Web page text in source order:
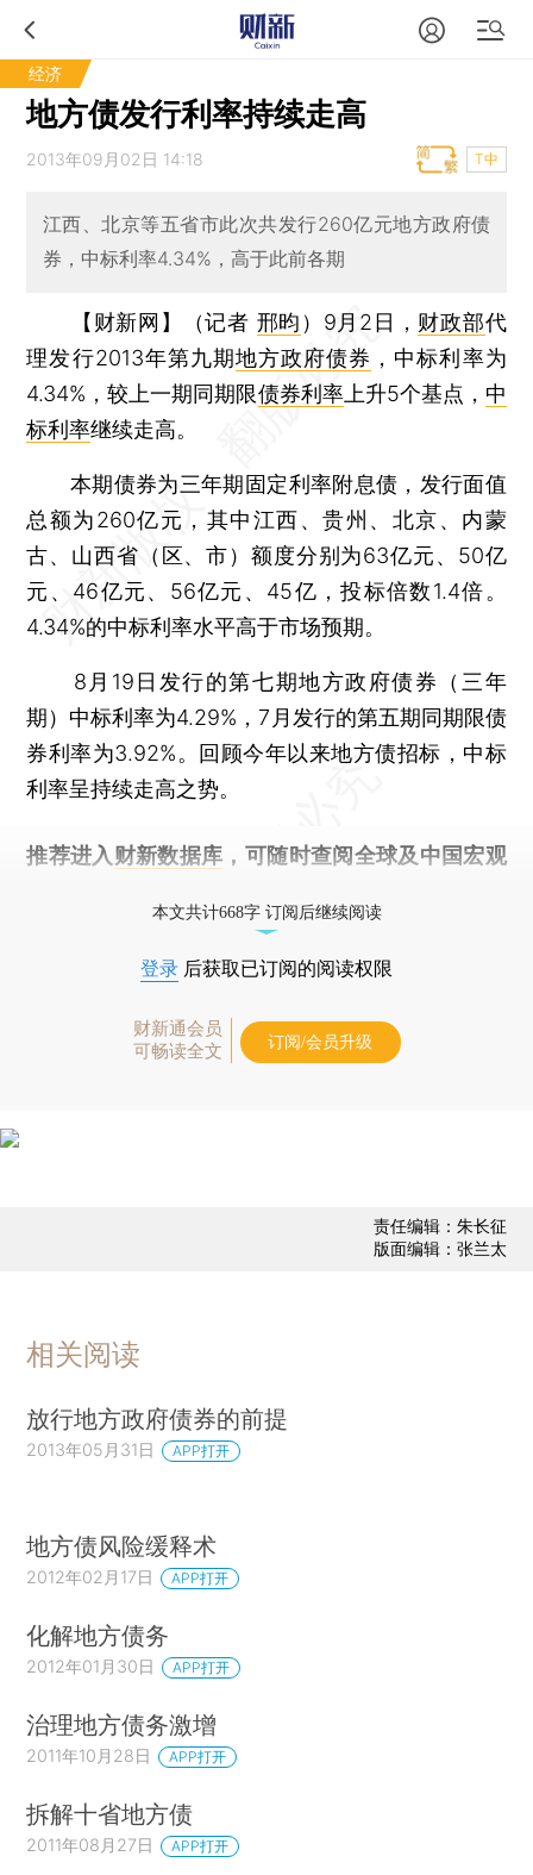
经济
地方债发行利率持续走高
2013年09月02日 14:18 T中
江西、北京等五省市此次共发行260亿元地方政府债
券，中标利率4.34%，高于此前各期
【财新网】（记者 邢昀 ） 9月2日， 财政部代
理发行2013年第九期地方政府债券 ，中标利率为
4.34%，较上一期同期限债券利率上升5个基点， 中
标利率继续走高。
本期债券为三年期固定利率附息债，发行面值
总额为260亿元，其中江西、贵州、北京、内蒙
古、山西省（区、市）额度分别为63亿元、50亿
元、46亿元、56亿元、45亿，投标倍数1.4倍。
4.34%的中标利率水平高于市场预期。
8月19日发行的第七期地方政府债券（三年
期）中标利率为4.29%，7月发行的第五期同期限债
券利率为3.92%。回顾今年以来地方债招标，中标
利率呈持续走高之势。
推荐进入 财新数据库 ，可随时查阅全球及中国宏观
本文共计668字 订阅后继续阅读
登录 后获取已订阅的阅读权限
财新通会员
可畅读全文
订阅/会员升级
责任编辑：朱长征
版面编辑：张兰太
相关阅读
放行地方政府债券的前提
2013年05月31日 APP打开
地方债风险缓释术
2012年02月17日 APP打开
化解地方债务
2012年01月30日 APP打开
治理地方债务激增
2011年10月28日 APP打开
拆解十省地方债
2011年08月27日 APP打开